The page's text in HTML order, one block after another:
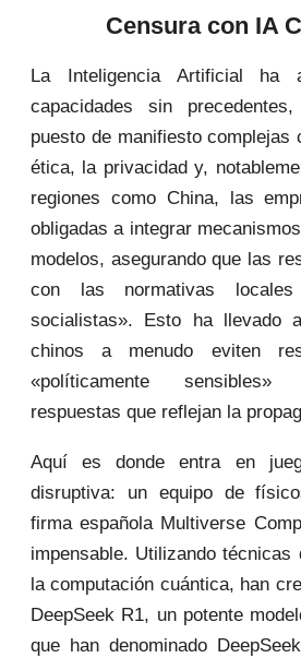
Censura con IA
La Inteligencia Artificial ha
capacidades sin
puesto de manifiesto complejas
ética, la privacidad y,
regiones como China, las
obligadas a integrar
modelos, asegurando que las
con las normativas
socialistas». Esto ha llevado
chinos a menudo eviten
«políticamente
respuestas que reflejan la
Aquí es donde entra en
disruptiva: un equipo de
firma española Multiverse
impensable. Utilizando técnicas
la computación cuántica, han
DeepSeek R1, un potente
que han denominado